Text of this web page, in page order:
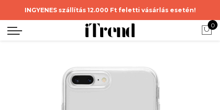
INGYENES szállítás 12.000 Ft feletti vásárlás esetén!
0